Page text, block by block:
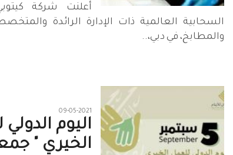
أعلنت شركة
السحابية العالمية ذات الإدارة الرائدة
والمطابخ، في دبي،..
09-05-2021
اليوم
الخيري "